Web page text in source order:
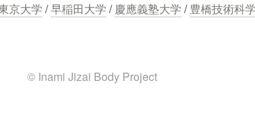
京大学 / 早稲田大学 / 慶應義塾大学 / 豊橋技術科
© Inami Jizai Body Project